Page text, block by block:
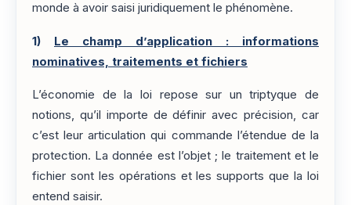
monde à avoir saisi juridiquement le phénomène.
1) Le champ d’application : informations
nominatives, traitements et fichiers
L’économie de la loi repose sur un triptyque de
notions, qu’il importe de définir avec précision, car
c’est leur articulation qui commande l’étendue de la
protection. La donnée est l’objet ; le traitement et le
fichier sont les opérations et les supports que la loi
entend saisir.